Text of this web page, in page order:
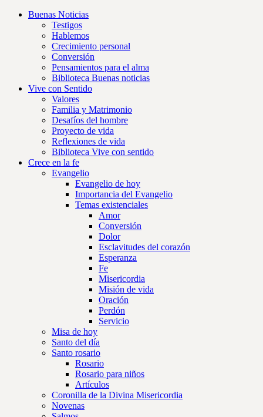
Buenas Noticias
Testigos
Hablemos
Crecimiento personal
Conversión
Pensamientos para el alma
Biblioteca Buenas noticias
Vive con Sentido
Valores
Familia y Matrimonio
Desafíos del hombre
Proyecto de vida
Reflexiones de vida
Biblioteca Vive con sentido
Crece en la fe
Evangelio
Evangelio de hoy
Importancia del Evangelio
Temas existenciales
Amor
Conversión
Dolor
Esclavitudes del corazón
Esperanza
Fe
Misericordia
Misión de vida
Oración
Perdón
Servicio
Misa de hoy
Santo del día
Santo rosario
Rosario
Rosario para niños
Artículos
Coronilla de la Divina Misericordia
Novenas